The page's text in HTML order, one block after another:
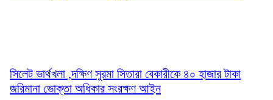
সিলেট ভার্থখলা ,দক্ষিণ সুরমা সিতারা বেকারীকে ৪০ হাজার টাকা
জরিমানা ভোক্তা অধিকার সংরক্ষণ আইন